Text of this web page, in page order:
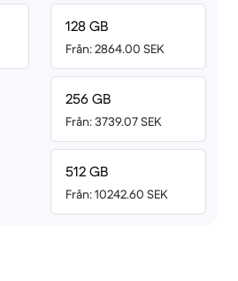
128 GB
Från: 2864.00 SEK
256 GB
Från: 3739.07 SEK
512 GB
Från: 10242.60 SEK